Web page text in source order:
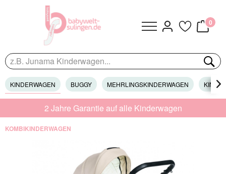
0
KINDERWAGEN BUGGY MEHRLINGSKINDERWAGEN 
2 Jahre Garantie auf alle Kinderwagen
KOMBIKINDERWAGEN